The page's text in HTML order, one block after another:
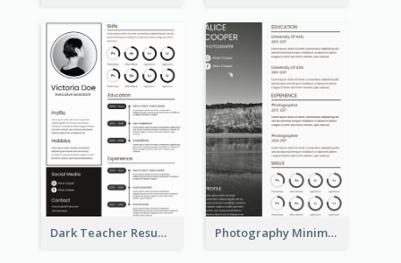
Dark Teacher Resume Photography Minimalist Design Resume